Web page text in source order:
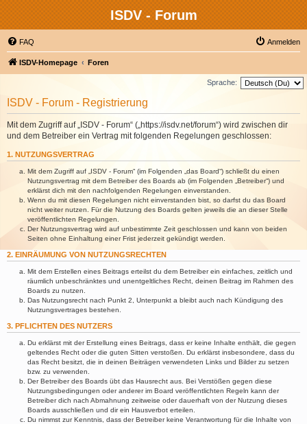
ISDV - Forum
FAQ Anmelden
ISDV-Homepage Foren
Sprache:
ISDV - Forum - Registrierung
Mit dem Zugriff auf „ISDV - Forum“ („https://isdv.net/forum“) wird zwischen dir
und dem Betreiber ein Vertrag mit folgenden Regelungen geschlossen:
1. NUTZUNGSVERTRAG
Mit dem Zugriff auf „ISDV - Forum“ (im Folgenden „das Board“) schließt du einen
Nutzungsvertrag mit dem Betreiber des Boards ab (im Folgenden „Betreiber“) und
erklärst dich mit den nachfolgenden Regelungen einverstanden.
Wenn du mit diesen Regelungen nicht einverstanden bist, so darfst du das Board
nicht weiter nutzen. Für die Nutzung des Boards gelten jeweils die an dieser Stelle
veröffentlichten Regelungen.
Der Nutzungsvertrag wird auf unbestimmte Zeit geschlossen und kann von beiden
Seiten ohne Einhaltung einer Frist jederzeit gekündigt werden.
2. EINRÄUMUNG VON NUTZUNGSRECHTEN
Mit dem Erstellen eines Beitrags erteilst du dem Betreiber ein einfaches, zeitlich und
räumlich unbeschränktes und unentgeltliches Recht, deinen Beitrag im Rahmen des
Boards zu nutzen.
Das Nutzungsrecht nach Punkt 2, Unterpunkt a bleibt auch nach Kündigung des
Nutzungsvertrages bestehen.
3. PFLICHTEN DES NUTZERS
Du erklärst mit der Erstellung eines Beitrags, dass er keine Inhalte enthält, die gegen
geltendes Recht oder die guten Sitten verstoßen. Du erklärst insbesondere, dass du
das Recht besitzt, die in deinen Beiträgen verwendeten Links und Bilder zu setzen
bzw. zu verwenden.
Der Betreiber des Boards übt das Hausrecht aus. Bei Verstößen gegen diese
Nutzungsbedingungen oder anderer im Board veröffentlichten Regeln kann der
Betreiber dich nach Abmahnung zeitweise oder dauerhaft von der Nutzung dieses
Boards ausschließen und dir ein Hausverbot erteilen.
Du nimmst zur Kenntnis, dass der Betreiber keine Verantwortung für die Inhalte von